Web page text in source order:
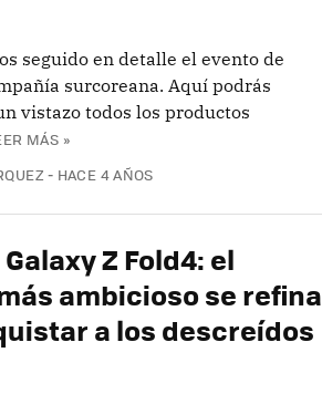
seguido en detalle el evento de
surcoreana. Aquí podrás
vistazo todos los productos
MÁS »
HACE 4 AÑOS
Z Fold4: el
ambicioso se refina
a los descreídos